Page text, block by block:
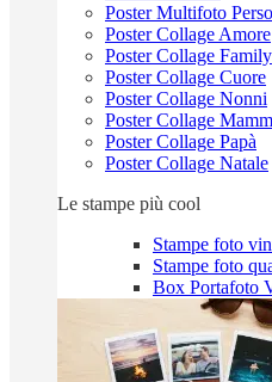
Poster Multifoto
Poster Collage Amore
Poster Collage Family
Poster Collage Cuore
Poster Collage Nonni
Poster Collage
Poster Collage Papà
Poster Collage Natale
Le stampe più cool
Stampe foto
Stampe foto
Box Portafoto